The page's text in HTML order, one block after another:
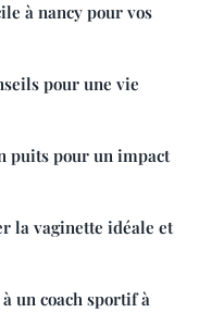
à nancy pour vos
pour une vie
puits pour un impact
la vaginette idéale et
un coach sportif à